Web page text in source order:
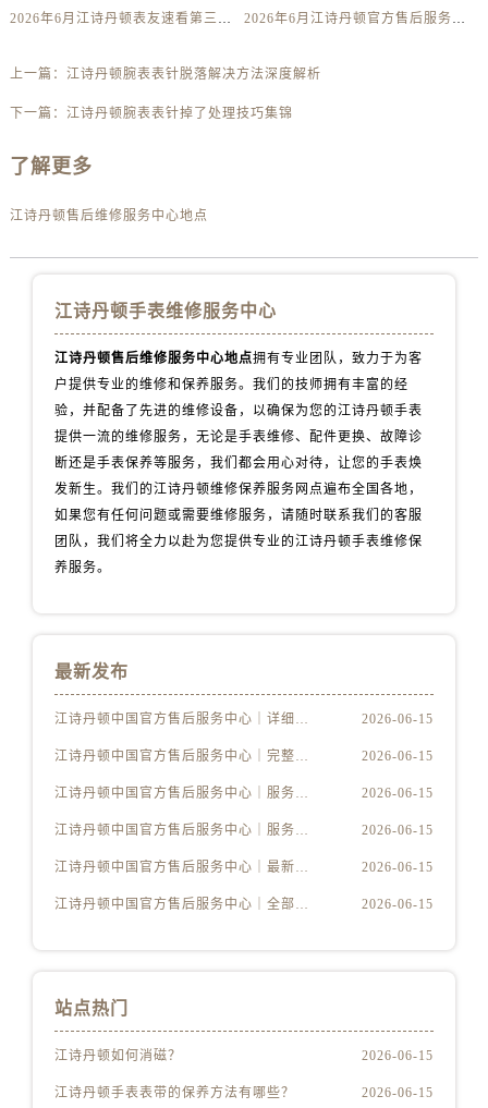
内蒙古自治区巴彦淖尔市临河区新华街江诗丹顿售后服务中心（需提前预约）
山西省太原市迎泽区迎泽街道解放路15号亨得利名表维修授权店3楼江诗丹顿售后服务中心（需提前预约）
2026年6月江诗丹顿表友速看第三弹：售后网点迁移及新开全览 2026年6月江诗丹顿官方售后服务中心（维修保养）迁址及新开补充最终通告内容公示
上一篇： 江诗丹顿腕表表针脱落解决方法深度解析
下一篇： 江诗丹顿腕表表针掉了处理技巧集锦
了解更多
江诗丹顿售后维修服务中心地点
江诗丹顿手表维修服务中心
江诗丹顿售后维修服务中心地点拥有专业团队，致力于为客
户提供专业的维修和保养服务。我们的技师拥有丰富的经
验，并配备了先进的维修设备，以确保为您的江诗丹顿手表
提供一流的维修服务，无论是手表维修、配件更换、故障诊
断还是手表保养等服务，我们都会用心对待，让您的手表焕
发新生。我们的江诗丹顿维修保养服务网点遍布全国各地，
如果您有任何问题或需要维修服务，请随时联系我们的客服
团队，我们将全力以赴为您提供专业的江诗丹顿手表维修保
养服务。
最新发布
江诗丹顿中国官方售后服务中心｜详细地址及售后服务电话权威信息公示（2026年6月最新） 2026-06-15
江诗丹顿中国官方售后服务中心｜完整地址与联系电话权威信息公示（2026年6月最新） 2026-06-15
江诗丹顿中国官方售后服务中心｜服务电话及详细网点地址权威信息公示（2026年6月最新） 2026-06-15
江诗丹顿中国官方售后服务中心｜服务电话及完整官方地址权威信息公示（2026年6月最新） 2026-06-15
江诗丹顿中国官方售后服务中心｜最新电话与详细地址权威信息公示（2026年6月最新） 2026-06-15
江诗丹顿中国官方售后服务中心｜全部网点地址与售后热线权威信息公示（2026年6月最新） 2026-06-15
站点热门
江诗丹顿如何消磁？ 2026-06-15
江诗丹顿手表表带的保养方法有哪些？ 2026-06-15